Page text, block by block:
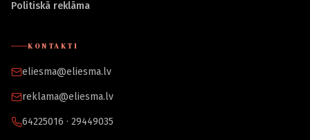
Politiskā reklāma
KONTAKTI
eliesma@eliesma.lv
reklama@eliesma.lv
64225016 · 29449035